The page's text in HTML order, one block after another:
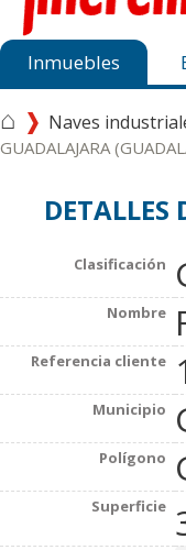
Inmuebles
⌂ Naves
GUADALAJARA
Clasificación
Nombre
Referencia cliente
Municipio
Polígono
Superficie